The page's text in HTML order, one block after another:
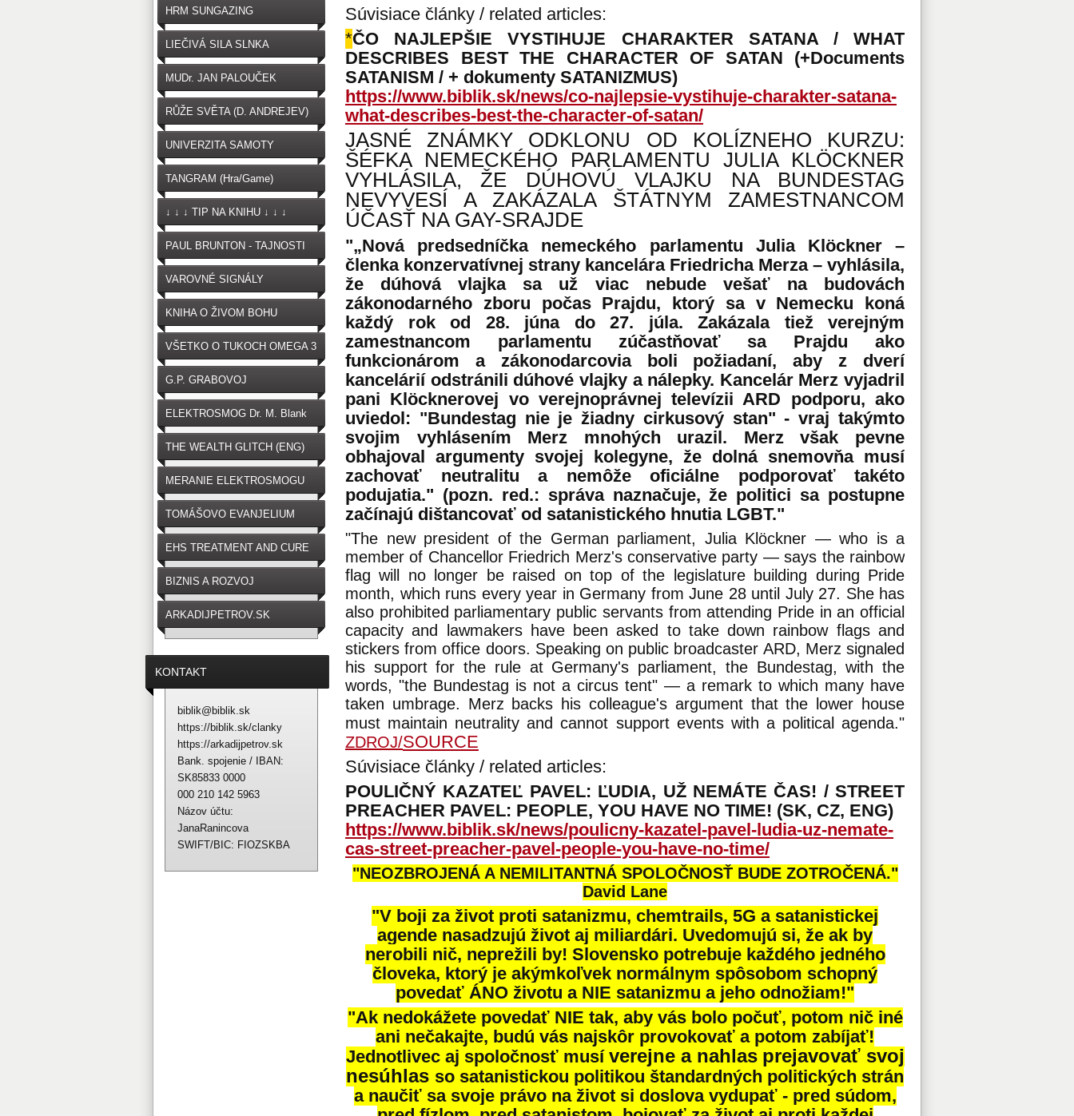
Súvisiace články / related articles:
*ČO NAJLEPŠIE VYSTIHUJE CHARAKTER SATANA / WHAT
DESCRIBES BEST THE CHARACTER OF SATAN (+Documents
SATANISM / + dokumenty SATANIZMUS)
https://www.biblik.sk/news/co-najlepsie-vystihuje-charakter-satana-
what-describes-best-the-character-of-satan/
JASNÉ ZNÁMKY ODKLONU OD KOLÍZNEHO KURZU:
ŠÉFKA NEMECKÉHO PARLAMENTU JULIA KLÖCKNER
VYHLÁSILA, ŽE DÚHOVÚ VLAJKU NA BUNDESTAG
NEVYVESÍ A ZAKÁZALA ŠTÁTNYM ZAMESTNANCOM
ÚČASŤ NA GAY-SRAJDE
"„Nová predsedníčka nemeckého parlamentu Julia Klöckner –
členka konzervatívnej strany kancelára Friedricha Merza – vyhlásila,
že dúhová vlajka sa už viac nebude vešať na budovách
zákonodarného zboru počas Prajdu, ktorý sa v Nemecku koná
každý rok od 28. júna do 27. júla. Zakázala tiež verejným
zamestnancom parlamentu zúčastňovať sa Prajdu ako
funkcionárom a zákonodarcovia boli požiadaní, aby z dverí
kancelárií odstránili dúhové vlajky a nálepky. Kancelár Merz vyjadril
pani Klöcknerovej vo verejnoprávnej televízii ARD podporu, ako
uviedol: "Bundestag nie je žiadny cirkusový stan" - vraj takýmto
svojim vyhlásením Merz mnohých urazil. Merz však pevne
obhajoval argumenty svojej kolegyne, že dolná snemovňa musí
zachovať neutralitu a nemôže oficiálne podporovať takéto
podujatia." (pozn. red.: správa naznačuje, že politici sa postupne
začínajú dištancovať od satanistického hnutia LGBT."
"The new president of the German parliament, Julia Klöckner — who is a
member of Chancellor Friedrich Merz's conservative party — says the rainbow
flag will no longer be raised on top of the legislature building during Pride
month, which runs every year in Germany from June 28 until July 27. She has
also prohibited parliamentary public servants from attending Pride in an official
capacity and lawmakers have been asked to take down rainbow flags and
stickers from office doors. Speaking on public broadcaster ARD, Merz signaled
his support for the rule at Germany's parliament, the Bundestag, with the
words, "the Bundestag is not a circus tent" — a remark to which many have
taken umbrage. Merz backs his colleague's argument that the lower house
must maintain neutrality and cannot support events with a political agenda."
ZDROJ/SOURCE
Súvisiace články / related articles:
POULIČNÝ KAZATEĽ PAVEL: ĽUDIA, UŽ NEMÁTE ČAS! / STREET
PREACHER PAVEL: PEOPLE, YOU HAVE NO TIME! (SK, CZ, ENG)
https://www.biblik.sk/news/poulicny-kazatel-pavel-ludia-uz-nemate-
cas-street-preacher-pavel-people-you-have-no-time/
"NEOZBROJENÁ A NEMILITANTNÁ SPOLOČNOSŤ BUDE ZOTROČENÁ."
David Lane
"V boji za život proti satanizmu, chemtrails, 5G a satanistickej
agende nasadzujú život aj miliardári. Uvedomujú si, že ak by
nerobili nič, neprežili by! Slovensko potrebuje každého jedného
človeka, ktorý je akýmkoľvek normálnym spôsobom schopný
povedať ÁNO životu a NIE satanizmu a jeho odnožiam!"
"Ak nedokážete povedať NIE tak, aby vás bolo počuť, potom nič iné
ani nečakajte, budú vás najskôr provokovať a potom zabíjať!
Jednotlivec aj spoločnosť musí verejne a nahlas prejavovať svoj
nesúhlas so satanistickou politikou štandardných politických strán
a naučiť sa svoje právo na život si doslova vydupať - pred súdom,
HRM SUNGAZING
LIEČIVÁ SILA SLNKA
MUDr. JAN PALOUČEK
RŮŽE SVĚTA (D. ANDREJEV)
UNIVERZITA SAMOTY
TANGRAM (Hra/Game)
↓ ↓ ↓ TIP NA KNIHU ↓ ↓ ↓
PAUL BRUNTON - TAJNOSTI
VAROVNÉ SIGNÁLY
OČKOVANIA
KNIHA O ŽIVOM BOHU
VŠETKO O TUKOCH OMEGA 3
G.P. GRABOVOJ
ELEKTROSMOG Dr. M. Blank
THE WEALTH GLITCH (ENG)
MERANIE ELEKTROSMOGU
TOMÁŠOVO EVANJELIUM
EHS TREATMENT AND CURE
BIZNIS A ROZVOJ
ARKADIJPETROV.SK
KONTAKT
biblik@biblik.sk
https://biblik.sk/clanky
https://arkadijpetrov.sk
Bank. spojenie / IBAN:
SK85833 0000
000 210 142 5963
Názov účtu:
JanaRanincova
SWIFT/BIC: FIOZSKBA